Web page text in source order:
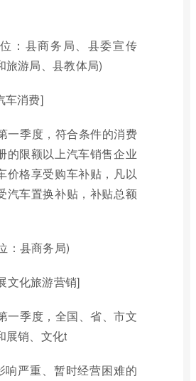
：县商务局、县委宣传
旅游局、县教体局)
车消费]
一季度，符合条件的消费
的限额以上汽车销售企业
价格享受购车补贴，凡以
汽车置换补贴，补贴总额
：县商务局)
文化旅游营销]
一季度，全国、省、市文
展销、文化t
响严重、暂时经营困难的